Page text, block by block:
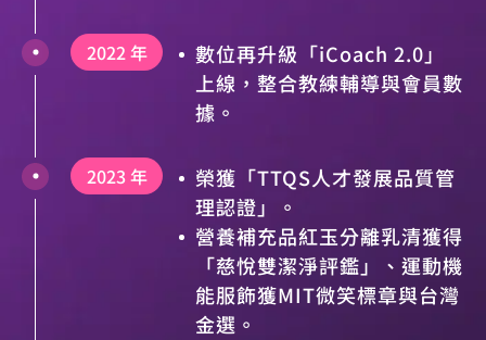
2022 年
數位再升級「iCoach 2.0」
上線，整合教練輔導與會員數
據。
2023 年
榮獲「TTQS人才發展品質管
理認證」。
營養補充品紅玉分離乳清獲得
「慈悅雙潔淨評鑑」、運動機
能服飾獲MIT微笑標章與台灣
金選。